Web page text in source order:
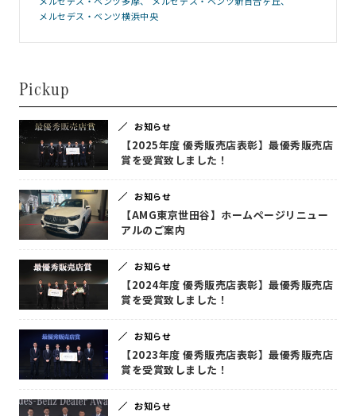
メルセデス・ベンツ横浜中央
Pickup
お知らせ
【2025年度 優秀販売店表彰】最優秀販売店
賞を受賞致しました！
お知らせ
【AMG東京世田谷】ホームページリニュー
アルのご案内
お知らせ
【2024年度 優秀販売店表彰】最優秀販売店
賞を受賞致しました！
お知らせ
【2023年度 優秀販売店表彰】最優秀販売店
賞を受賞致しました！
お知らせ